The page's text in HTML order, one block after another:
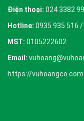
Điện thoại: 024 3382
Hotline: 0935 935 516
MST: 0105222602
Email:
https://